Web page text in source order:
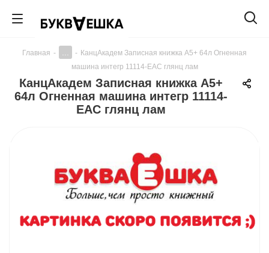
Главная - - КанцАкадем Записная книжка А5+ 64л Огненная
машина интегр 11114-EAC глянц лам
КанцАкадем Записная книжка А5+
64л Огненная машина интегр 11114-
EAC глянц лам